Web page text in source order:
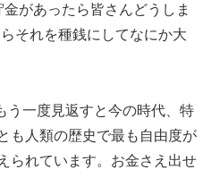
があったら皆さんどうしま
それを種銭にしてなにか大
う一度見返すと今の時代、特
も人類の歴史で最も自由度が
られています。お金さえ出せ